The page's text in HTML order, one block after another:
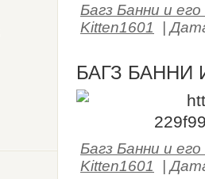
Багз Банни и его
Kitten1601
|
БАГЗ БАННИ
Багз Банни и его
Kitten1601
|